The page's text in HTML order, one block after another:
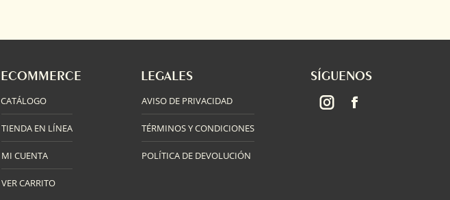
ECOMMERCE
CATÁLOGO
TIENDA EN LÍNEA
MI CUENTA
VER CARRITO
LEGALES
AVISO DE PRIVACIDAD
TÉRMINOS Y CONDICIONES
POLÍTICA DE DEVOLUCIÓN
SÍGUENOS
Instagram